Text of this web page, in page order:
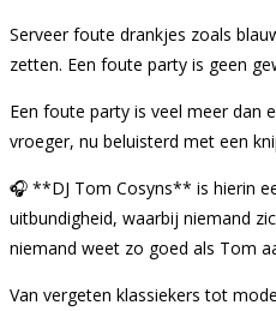
Serveer foute drankjes zoals
zetten. Een foute party is geen
Een foute party is veel meer dan
vroeger, nu beluisterd met een
🎧 **DJ Tom Cosyns** is hierin
uitbundigheid, waarbij niemand
niemand weet zo goed als Tom
Van vergeten klassiekers tot